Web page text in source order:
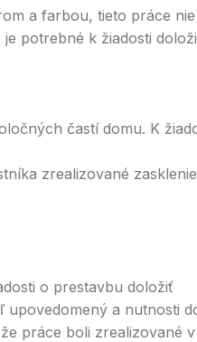
a farbou, tieto práce
potrebné k žiadosti
častí domu. K
zrealizované
o prestavbu doložiť
a nutnosti
práce boli zrealizované